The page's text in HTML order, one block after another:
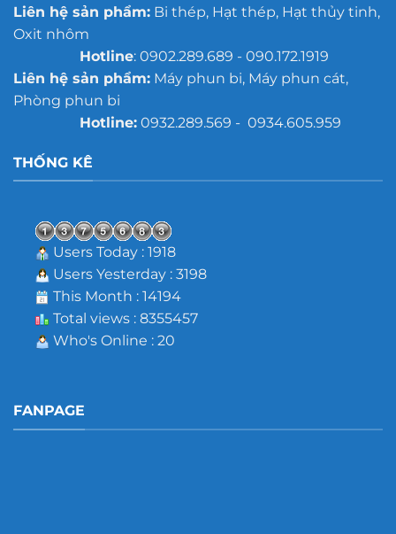
Liên hệ sản phẩm:Bi thép, Hạt thép, Hạt thủy tinh,
Oxit nhôm
Hotline: 0902.289.689 - 090.172.1919
Liên hệ sản phẩm:Máy phun bi, Máy phun cát,
Phòng phun bi
Hotline:0932.289.569 - 0934.605.959
THỐNG KÊ
Users Today : 1918
Users Yesterday : 3198
This Month : 14194
Total views : 8355457
Who's Online : 20
FANPAGE